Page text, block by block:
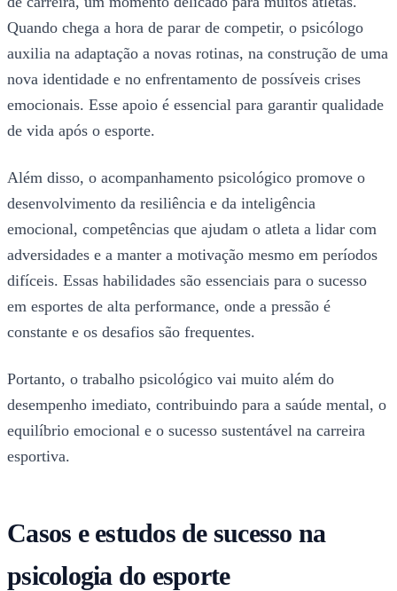
Quando chega a hora de parar de competir, o psicólogo
auxilia na adaptação a novas rotinas, na construção de uma
nova identidade e no enfrentamento de possíveis crises
emocionais. Esse apoio é essencial para garantir qualidade
de vida após o esporte.
Além disso, o acompanhamento psicológico promove o
desenvolvimento da resiliência e da inteligência
emocional, competências que ajudam o atleta a lidar com
adversidades e a manter a motivação mesmo em períodos
difíceis. Essas habilidades são essenciais para o sucesso
em esportes de alta performance, onde a pressão é
constante e os desafios são frequentes.
Portanto, o trabalho psicológico vai muito além do
desempenho imediato, contribuindo para a saúde mental, o
equilíbrio emocional e o sucesso sustentável na carreira
esportiva.
Casos e estudos de sucesso na
psicologia do esporte